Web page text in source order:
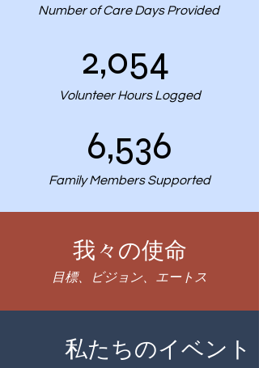
Number of Care Days Provided
2,054
Volunteer Hours Logged
6,536
Family Members Supported
我々の使命
目標、ビジョン、エートス
私たちのイベント